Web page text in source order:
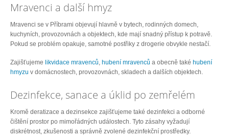
Mravenci a další hmyz
Mravenci se v Příbrami objevují hlavně v bytech, rodinných domech,
kuchyních, provozovnách a objektech, kde mají snadný přístup k potravě.
Pokud se problém opakuje, samotné postřiky z drogerie obvykle nestačí.
Zajišťujeme likvidace mravenců, hubení mravenců a obecně také hubení
hmyzu v domácnostech, provozovnách, skladech a dalších objektech.
Dezinfekce, sanace a úklid po zemřelém
Kromě deratizace a dezinsekce zajišťujeme také dezinfekci a odborné
čištění prostor po mimořádných událostech. Tyto zásahy vyžadují
diskrétnost, zkušenosti a správně zvolené dezinfekční prostředky.